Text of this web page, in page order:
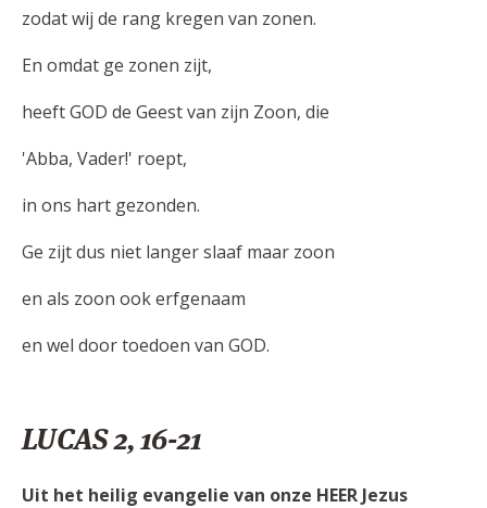
zodat wij de rang kregen van zonen.
En omdat ge zonen zijt,
heeft GOD de Geest van zijn Zoon, die
'Abba, Vader!' roept,
in ons hart gezonden.
Ge zijt dus niet langer slaaf maar zoon
en als zoon ook erfgenaam
en wel door toedoen van GOD.
LUCAS 2, 16-21
Uit het heilig evangelie van onze HEER Jezus